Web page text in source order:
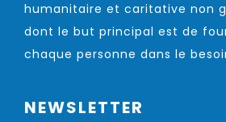
humanitaire et caritative non
dont le but principal est de
chaque personne dans le
NEWSLETTER